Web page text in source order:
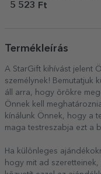
póló – A gazdag orr
5 523 Ft
Termékleírás
A StarGift kihívást jelent
személynek! Bemutatjuk
áll arra, hogy örökre
Önnek kell
kínálunk Önnek, hogy a
maga testreszabja ezt a
Ha különleges
hogy mit ad